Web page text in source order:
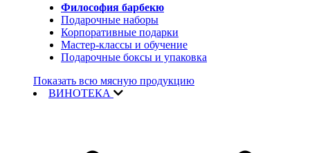
Философия барбекю
Подарочные наборы
Корпоративные подарки
Мастер-классы и обучение
Подарочные боксы и упаковка
Показать всю мясную продукцию
ВИНОТЕКА